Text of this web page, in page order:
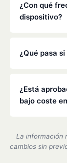
de bloqueo
Consulte la
¿Con qué
dispositivo?
calibración
rápidas.
¿Qué pasa
te mudas o
servicio en
¿Está
bajo coste
de
Wisconsin y
requisitos
La información
cambios sin